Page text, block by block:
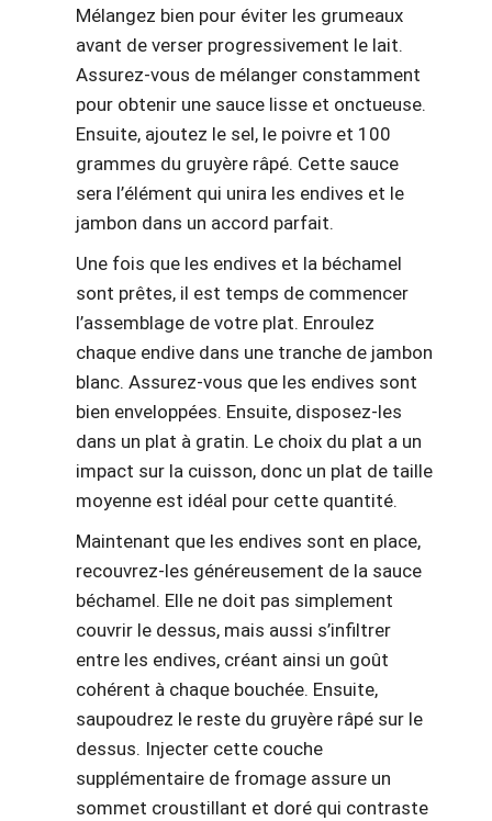
Mélangez bien pour éviter les grumeaux
avant de verser progressivement le lait.
Assurez-vous de mélanger constamment
pour obtenir une sauce lisse et onctueuse.
Ensuite, ajoutez le sel, le poivre et 100
grammes du gruyère râpé. Cette sauce
sera l’élément qui unira les endives et le
jambon dans un accord parfait.
Une fois que les endives et la béchamel
sont prêtes, il est temps de commencer
l’assemblage de votre plat. Enroulez
chaque endive dans une tranche de jambon
blanc. Assurez-vous que les endives sont
bien enveloppées. Ensuite, disposez-les
dans un plat à gratin. Le choix du plat a un
impact sur la cuisson, donc un plat de taille
moyenne est idéal pour cette quantité.
Maintenant que les endives sont en place,
recouvrez-les généreusement de la sauce
béchamel. Elle ne doit pas simplement
couvrir le dessus, mais aussi s’infiltrer
entre les endives, créant ainsi un goût
cohérent à chaque bouchée. Ensuite,
saupoudrez le reste du gruyère râpé sur le
dessus. Injecter cette couche
supplémentaire de fromage assure un
sommet croustillant et doré qui contraste